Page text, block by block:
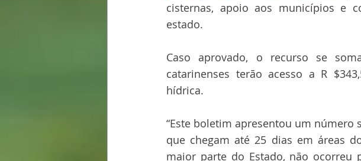
cisternas, apoio aos municípios e
estado.
Caso aprovado, o recurso se
catarinenses terão acesso a R
hídrica.
“Este boletim apresentou um
que chegam até 25 dias em áreas
maior parte do Estado, não